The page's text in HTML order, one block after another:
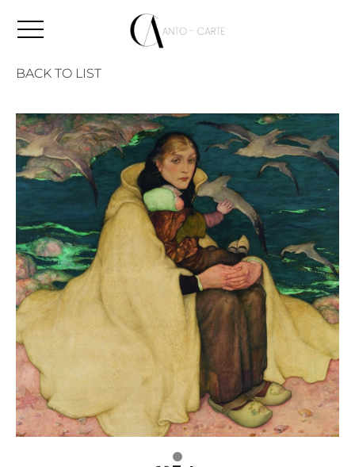
BACK TO LIST